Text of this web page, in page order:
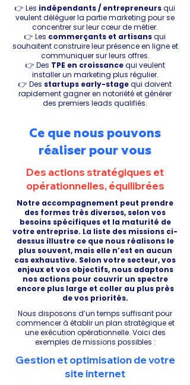
👉 Les indépendants / entrepreneursqui
veulent déléguer la partie marketing pour se
concentrer sur leur cœur de métier.
👉 Les commerçants et artisansqui
souhaitent construire leur présence en ligne et
communiquer sur leurs offres.
👉 Des TPE en croissancequi veulent
installer un marketing plus régulier.
👉 Des startups early-stagequi doivent
rapidement gagner en notoriété et générer
des premiers leads qualifiés.
Ce que nous pouvons
réaliser pour vous
Des actions stratégiques et
opérationnelles, équilibrées
Notre accompagnement peut prendre
des formes très diverses, selon vos
besoins spécifiques et la maturité de
votre entreprise. La liste des missions ci-
dessus illustre ce que nous réalisons le
plus souvent, mais elle n’est en aucun
cas exhaustive. Selon votre secteur, vos
enjeux et vos objectifs, nous adaptons
nos actions pour couvrir un spectre
encore plus large et coller au plus près
de vos priorités.
Nous disposons d’un temps suffisant pour
commencer à établir un plan stratégique et
une exécution opérationnelle. Voici des
exemples de missions possibles :
Gestion et optimisation de votre
site internet